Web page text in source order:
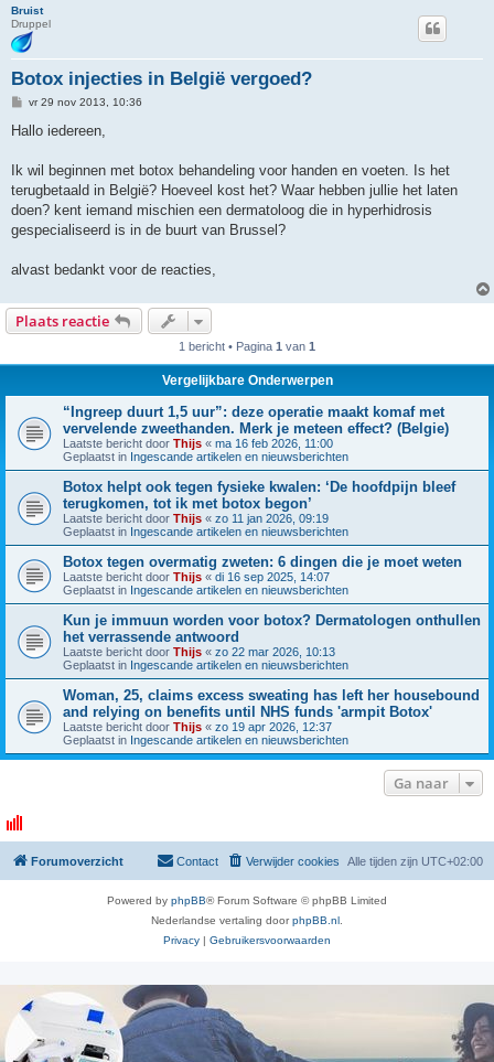
Bruist
Druppel
Botox injecties in België vergoed?
B
r
h
vr 29 nov 2013, 10:36
Hallo iedereen,
Ik wil beginnen met botox behandeling voor handen en voeten. Is het
terugbetaald in België? Hoeveel kost het? Waar hebben jullie het laten
doen? kent iemand mischien een dermatoloog die in hyperhidrosis
gespecialiseerd is in de buurt van Brussel?
alvast bedankt voor de reacties,
Plaats reactie
1 bericht • Pagina 1 van 1
Vergelijkbare Onderwerpen
“Ingreep duurt 1,5 uur”: deze operatie maakt komaf met
vervelende zweethanden. Merk je meteen effect? (Belgie)
Laatste bericht door Thijs « ma 16 feb 2026, 11:00
Geplaatst in Ingescande artikelen en nieuwsberichten
Botox helpt ook tegen fysieke kwalen: ‘De hoofdpijn bleef
terugkomen, tot ik met botox begon’
Laatste bericht door Thijs « zo 11 jan 2026, 09:19
Geplaatst in Ingescande artikelen en nieuwsberichten
Botox tegen overmatig zweten: 6 dingen die je moet weten
Laatste bericht door Thijs « di 16 sep 2025, 14:07
Geplaatst in Ingescande artikelen en nieuwsberichten
Kun je immuun worden voor botox? Dermatologen onthullen
het verrassende antwoord
Laatste bericht door Thijs « zo 22 mar 2026, 10:13
Geplaatst in Ingescande artikelen en nieuwsberichten
Woman, 25, claims excess sweating has left her housebound
and relying on benefits until NHS funds 'armpit Botox'
Laatste bericht door Thijs « zo 19 apr 2026, 12:37
Geplaatst in Ingescande artikelen en nieuwsberichten
Ga naar
Forumoverzicht Alle tijden zijn UTC+02:00
Verwijder cookies
Contact
Powered by phpBB® Forum Software © phpBB Limited
Nederlandse vertaling doorphpBB.nl
Privacy | Gebruikersvoorwaarden